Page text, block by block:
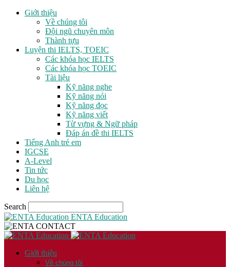
Giới thiệu
Về chúng tôi
Đội ngũ chuyên môn
Thành tựu
Luyện thi IELTS, TOEIC
Các khóa học IELTS
Các khóa học TOEIC
Tài liệu
Kỹ năng nghe
Kỹ năng nói
Kỹ năng đọc
Kỹ năng viết
Từ vựng & Ngữ pháp
Đáp án đề thi IELTS
Tiếng Anh trẻ em
IGCSE
A-Level
Tin tức
Du học
Liên hệ
Search
ENTA Education
Giới thiệu
Về chúng tôi